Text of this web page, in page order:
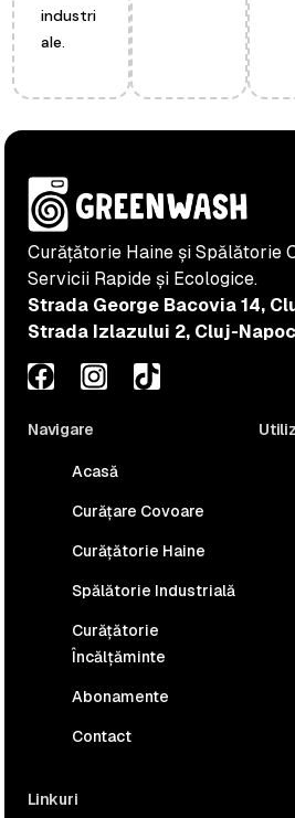
industri
ale.
Curățătorie Haine și Spălătorie
Servicii Rapide și Ecologice.
Strada George Bacovia 14,
Strada Izlazului 2, Cluj-
Navigare
Acasă
Curățare Covoare
Curățătorie Haine
Spălătorie Industrială
Curățătorie
Încălțăminte
Abonamente
Contact
Linkuri